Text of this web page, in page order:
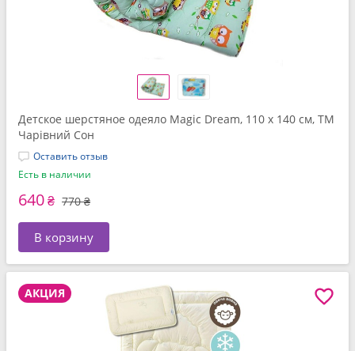
Детское шерстяное одеяло Magic Dream, 110 x 140 см, ТМ
Чарівний Сон
Оставить отзыв
Есть в наличии
640₴ 770 ₴
В корзину
АКЦИЯ